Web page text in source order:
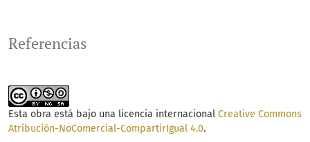
Referencias
Esta obra está bajo una licencia internacional Creative Commons
Atribución-NoComercial-CompartirIgual 4.0.